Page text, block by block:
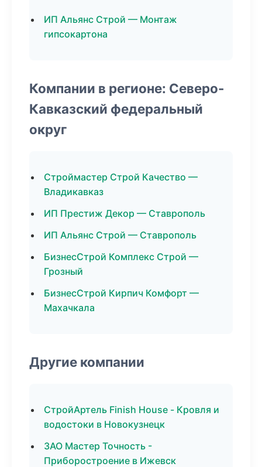
ИП Альянс Строй — Монтаж
гипсокартона
Компании в регионе: Северо-
Кавказский федеральный
округ
Строймастер Строй Качество —
Владикавказ
ИП Престиж Декор — Ставрополь
ИП Альянс Строй — Ставрополь
БизнесСтрой Комплекс Строй —
Грозный
БизнесСтрой Кирпич Комфорт —
Махачкала
Другие компании
СтройАртель Finish House - Кровля и
водостоки в Новокузнецк
ЗАО Мастер Точность -
Приборостроение в Ижевск